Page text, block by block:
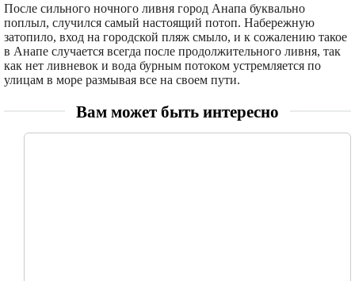
После сильного ночного ливня город Анапа буквально
поплыл, случился самый настоящий потоп. Набережную
затопило, вход на городской пляж смыло, и к сожалению такое
в Анапе случается всегда после продолжительного ливня, так
как нет ливневок и вода бурным потоком устремляется по
улицам в море размывая все на своем пути.
Вам может быть интересно